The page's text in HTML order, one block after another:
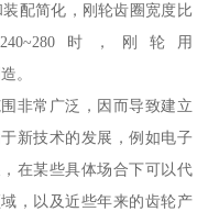
配简化，刚轮齿圈宽度比
时，刚轮用
。
非常广泛，因而导致建立
新技术的发展，例如电子
在某些具体场合下可以代
，以及近些年来的齿轮产